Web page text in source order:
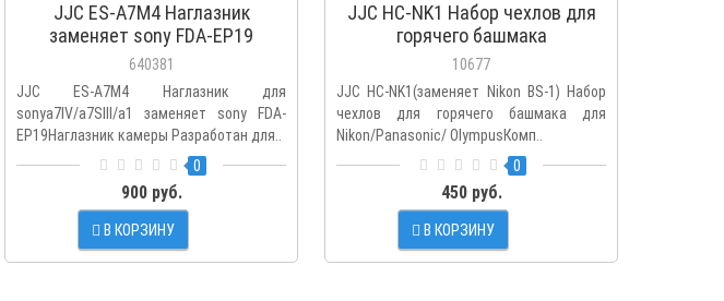
JJC ES-A7M4 Наглазник
заменяет sony FDA-EP19
640381
JJC ES-A7M4 Наглазник для
sonya7IV/a7SIII/a1 заменяет sony FDA-
EP19Наглазник камеры Разработан для..
0
900 руб.
В КОРЗИНУ
JJC HC-NK1 Набор чехлов для
горячего башмака
10677
JJC HC-NK1(заменяет Nikon BS-1) Набор
чехлов для горячего башмака для
Nikon/Panasonic/ OlympusКомп..
0
450 руб.
В КОРЗИНУ